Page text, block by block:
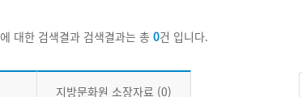
에 대한 검색결과 검색결과는 총 0건 입니다.
지방문화원 소장자료 (0)